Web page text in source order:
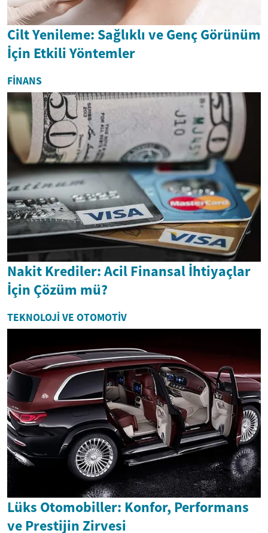
Cilt Yenileme: Sağlıklı ve Genç Görünüm
İçin Etkili Yöntemler
FINANS
Nakit Krediler: Acil Finansal İhtiyaçlar
İçin Çözüm mü?
TEKNOLOJI VE OTOMOTIV
Lüks Otomobiller: Konfor, Performans
ve Prestijin Zirvesi